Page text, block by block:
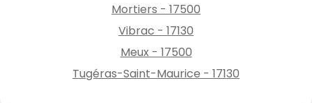
Mortiers - 17500
Vibrac - 17130
Meux - 17500
Tugéras-Saint-Maurice - 17130